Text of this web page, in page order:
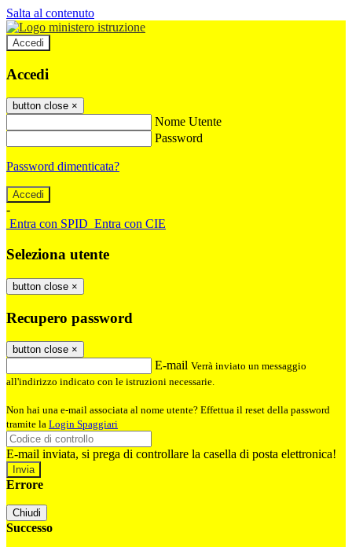
Salta al contenuto
Accedi
Accedi
button close ×
Nome Utente
Password
Password dimenticata?
-
Entra con SPID Entra con CIE
Seleziona utente
button close ×
Recupero password
button close ×
E-mail Verrà inviato un messaggio
all'indirizzo indicato con le istruzioni necessarie.
Non hai una e-mail associata al nome utente? Effettua il reset della password
tramite la Login Spaggiari
E-mail inviata, si prega di controllare la casella di posta elettronica!
Errore
Chiudi
Successo